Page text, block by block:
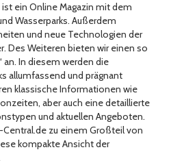
ein Online Magazin mit dem
Wasserparks. Außerdem
und neue Technologien der
Des Weiteren bieten wir einen so
an. In diesem werden die
allumfassend und prägnant
klassische Informationen wie
aber auch eine detaillierte
und aktuellen Angeboten.
Central.de zu einem Großteil von
kompakte Ansicht der